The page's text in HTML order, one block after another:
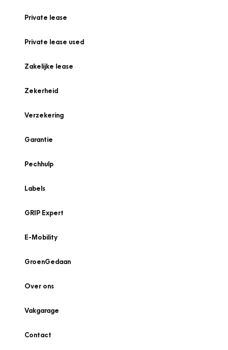
Private lease
Private lease used
Zakelijke lease
Zekerheid
Verzekering
Garantie
Pechhulp
Labels
GRIP Expert
E-Mobility
GroenGedaan
Over ons
Vakgarage
Contact